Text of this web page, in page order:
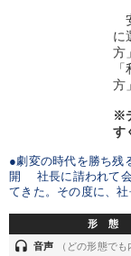
に
方
方
※
す
●劇変の時代を勝ち残
開 社長に請われて会
てきた。その度に、
形 態
headset 音声 （どの形態でも